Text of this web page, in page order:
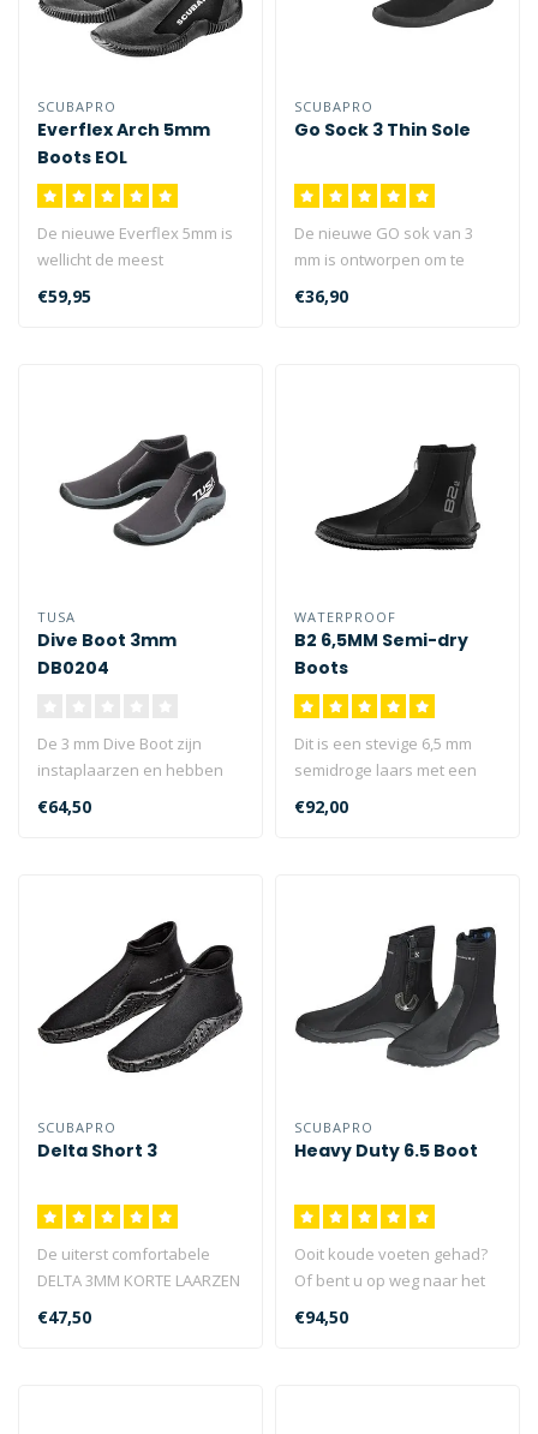
SCUBAPRO
Everflex Arch 5mm
Boots EOL
De nieuwe Everflex 5mm is
wellicht de meest
comfortabele duikschoen
waar u ooit ..
€59,95
SCUBAPRO
Go Sock 3 Thin Sole
De nieuwe GO sok van 3
mm is ontworpen om te
dragen met GO travel
vinnen en bied..
€36,90
TUSA
Dive Boot 3mm
DB0204
De 3 mm Dive Boot zijn
instaplaarzen en hebben
een zool met een
uitstekende grip..
€64,50
WATERPROOF
B2 6,5MM Semi-dry
Boots
Dit is een stevige 6,5 mm
semidroge laars met een
extra lange rits voor
gemakkel..
€92,00
SCUBAPRO
Delta Short 3
De uiterst comfortabele
DELTA 3MM KORTE LAARZEN
zijn ontworpen voor
tropisch dui..
€47,50
SCUBAPRO
Heavy Duty 6.5 Boot
Ooit koude voeten gehad?
Of bent u op weg naar het
water wel eens over
scherpe r..
€94,50